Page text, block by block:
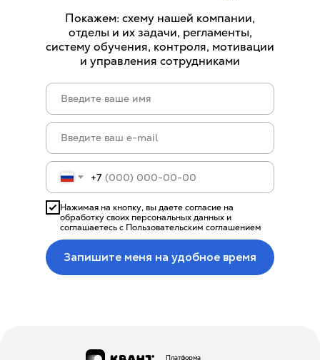
Покажем: схему нашей компании,
отделы и их задачи, регламенты,
систему обучения, контроля, мотивации
и управления сотрудниками
+7
Нажимая на кнопку, вы даете согласие на
обработку своих персональных данных и
соглашаетесь с Пользовательским соглашением
Запишите меня на удобное время
Платформа